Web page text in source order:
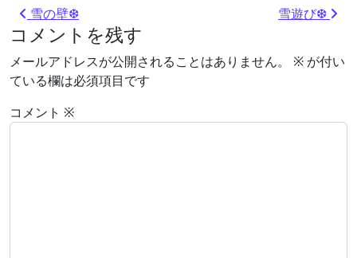
投稿ナビゲーション
雪の壁❆ 雪遊び❆
コメントを残す
メールアドレスが公開されることはありません。 ※ が付い
ている欄は必須項目です
コメント ※